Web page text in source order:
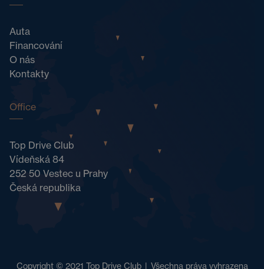
Auta
Financování
O nás
Kontakty
Office
Top Drive Club
Vídeňská 84
252 50 Vestec u Prahy
Česká republika
Copyright © 2021 Top Drive Club| Všechna práva vyhrazena